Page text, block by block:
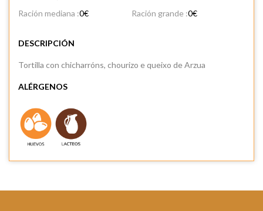
Ración mediana :0€ Ración grande :0€
DESCRIPCIÓN
Tortilla con chicharróns, chourizo e queixo de Arzua
ALÉRGENOS